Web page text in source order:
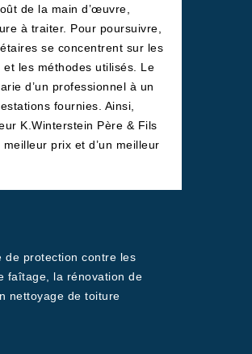
de la main d’œuvre,
à traiter. Pour poursuivre,
se concentrent sur les
les méthodes utilisés. Le
d’un professionnel à un
fournies. Ainsi,
K.Winterstein Père & Fils
prix et d’un meilleur
de protection contre les
faîtage, la rénovation de
nettoyage de toiture